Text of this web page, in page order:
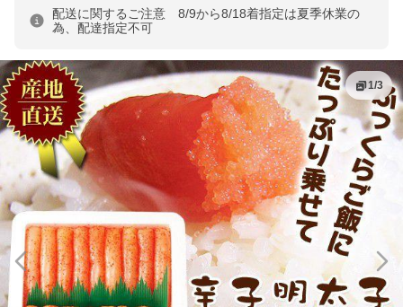
配送に関するご注意 8/9から8/18着指定は夏季休業の
為、配達指定不可
1/3